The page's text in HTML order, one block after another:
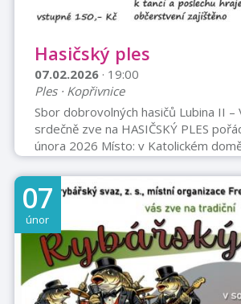
Hasičský ples
07.02.2026 · 19:00
Ples · Kopřivnice
Sbor dobrovolných hasičů Lubina II –
srdečně zve na HASIČSKÝ PLES
února 2026 Místo: v Katolickém
v 19.00 hodin Hudba: k tanci a
BANDA Občerstvení: zajištěno
Vaši hojnou účast se těší pořadatelé.
2. 2026 na telefonu 734 477 086
07
únor